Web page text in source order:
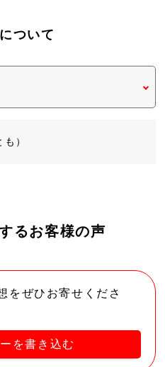
ついて
）
るお客様の声
をぜひお寄せくださ
を書き込む